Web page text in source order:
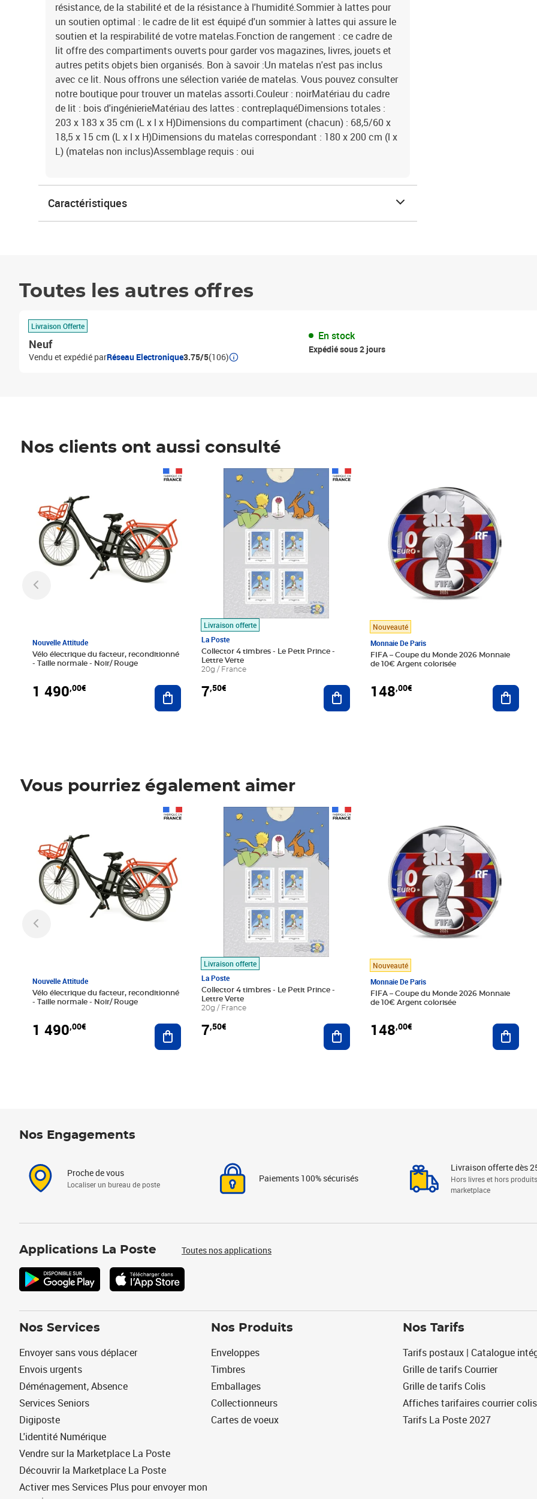
résistance, de la stabilité et de la résistance à l'humidité.Sommier à lattes pour
un soutien optimal : le cadre de lit est équipé d'un sommier à lattes qui assure le
soutien et la respirabilité de votre matelas.Fonction de rangement : ce cadre de
lit offre des compartiments ouverts pour garder vos magazines, livres, jouets et
autres petits objets bien organisés. Bon à savoir :Un matelas n'est pas inclus
avec ce lit. Nous offrons une sélection variée de matelas. Vous pouvez consulter
notre boutique pour trouver un matelas assorti.Couleur : noirMatériau du cadre
de lit : bois d'ingénierieMatériau des lattes : contreplaquéDimensions totales :
203 x 183 x 35 cm (L x l x H)Dimensions du compartiment (chacun) : 68,5/60 x
18,5 x 15 cm (L x l x H)Dimensions du matelas correspondant : 180 x 200 cm (l x
L) (matelas non inclus)Assemblage requis : oui
Caractéristiques
Toutes les autres offres
Livraison Offerte
Neuf
Vendu et expédié parRéseau Electronique3.75/5(106)
En stock
Expédié sous 2 jours
Nos clients ont aussi consulté
Nouvelle Attitude
Vélo électrique du facteur, reconditionné
- Taille normale - Noir/ Rouge
1 490,00€ Ajouter au panier
Livraison offerte
La Poste
Collector 4 timbres - Le Petit Prince -
Lettre Verte
20g / France
7,50€
Prix 7,50€
Ajouter au panier
Nouveauté
Monnaie De Paris
FIFA – Coupe du Monde 2026 Monnaie
de 10€ Argent colorisée
148,00€
Vous pourriez également aimer
Nouvelle Attitude
Vélo électrique du facteur, reconditionné
- Taille normale - Noir/ Rouge
1 490,00€ Ajouter au panier
Livraison offerte
La Poste
Collector 4 timbres - Le Petit Prince -
Lettre Verte
20g / France
7,50€
Prix 7,50€
Ajouter au panier
Nouveauté
Monnaie De Paris
FIFA – Coupe du Monde 2026 Monnaie
de 10€ Argent colorisée
148,00€
Nos Engagements
Proche de vous
Localiser un bureau de poste
Paiements 100% sécurisés
Livraison offerte dès
Hors livres et hors produits
marketplace
Applications La Poste Toutes nos applications
Nos Services
Envoyer sans vous déplacer
Envois urgents
Déménagement, Absence
Services Seniors
Digiposte
L'identité Numérique
Vendre sur la Marketplace La Poste
Découvrir la Marketplace La Poste
Activer mes Services Plus pour envoyer mon
Nos Produits
Enveloppes
Timbres
Emballages
Collectionneurs
Cartes de voeux
Nos Tarifs
Tarifs postaux | Catalogue
Grille de tarifs Courrier
Grille de tarifs Colis
Affiches tarifaires courrier colis
Tarifs La Poste 2027